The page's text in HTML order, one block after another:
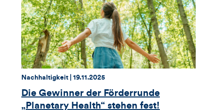
Likes
und
Kommentare
dieses
Artikels
Thema:
Nachhaltigkeit | Datum:
19.11.2025
Die Gewinner der Förderrunde
„Planetary Health“ stehen fest!